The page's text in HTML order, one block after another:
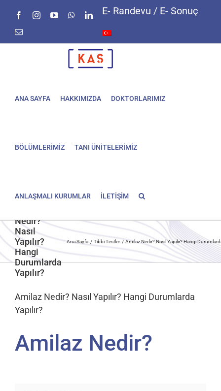
FacebookInstagramYouTubeWhatsAppLinkedIn
E-
E- Randevu / E- Sonuç
ANA SAYFA HAKKIMIZDA DOKTORLARIMIZ
BÖLÜMLERİMİZ TANI ÜNİTELERİMİZ
ANLAŞMALI KURUMLAR İLETİŞİM
Nedir?
Nasıl
Yapılır?
Hangi
Durumlarda
Yapılır?
Ana Sayfa Tibbi Testler Amilaz Nedir? Nasıl Yapılır? Hangi
Amilaz Nedir? Nasıl Yapılır? Hangi Durumlarda
Yapılır?
Amilaz Nedir?